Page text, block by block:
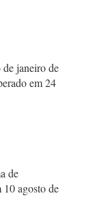
janeiro de
em 24
de
10 agosto de